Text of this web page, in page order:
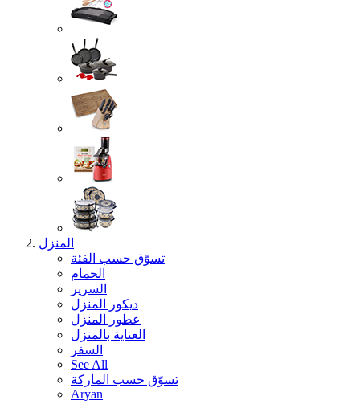
المنزل
تسوّق حسب الفئة
الحمام
السرير
ديكور المنزل
عطور المنزل
العناية بالمنزل
السفر
See All
تسوّق حسب الماركة
Aryan